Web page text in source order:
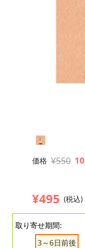
価格 ¥550
¥495 (税込)
取り寄せ期間:
3～6日前後